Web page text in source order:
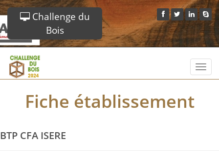
Challenge du
Bois
Fiche établissement
BTP CFA ISERE